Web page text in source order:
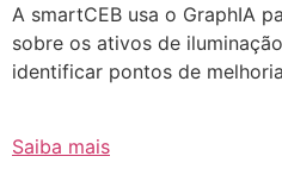
A smartCEB usa o GraphIA
sobre os ativos de
identificar pontos de
Saiba mais